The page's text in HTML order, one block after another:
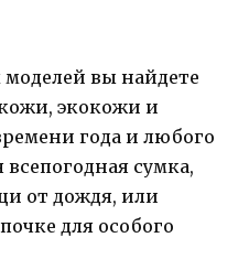
вы найдете
экокожи и
года и любого
сумка,
от дождя, или
для особого